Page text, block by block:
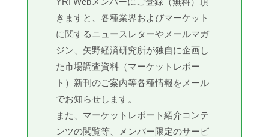
きますと、各種業界およびマーケット
に関するニュースレターやメールマガ
ジン、矢野経済研究所が独自に企画し
た市場調査資料（マーケットレポー
ト）新刊のご案内等各種情報をメール
でお知らせします。
また、マーケットレポート紹介コンテ
ンツの閲覧等、メンバー限定のサービ